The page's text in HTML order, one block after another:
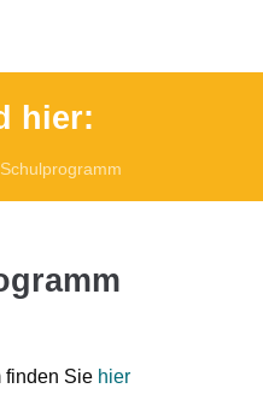
hier:
Schulprogramm
finden Sie hier